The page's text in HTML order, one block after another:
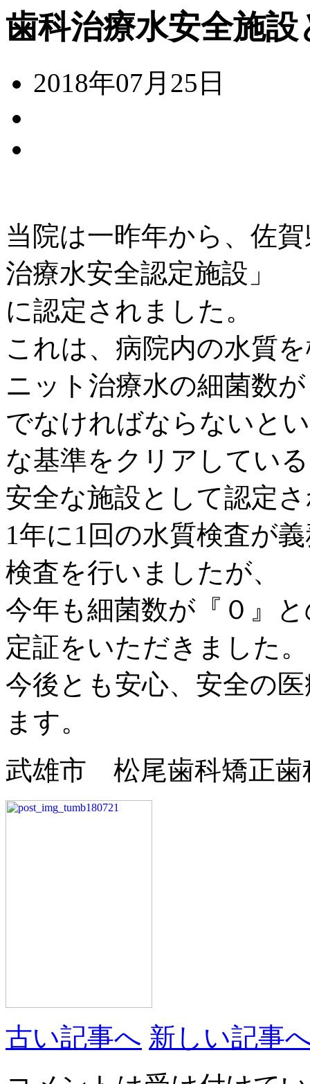
歯科治療水安全施
2018年07月25日
当院は一昨年から、佐
治療水安全認定施設」
に認定されました。
これは、病院内の水質
ニット治療水の細菌数
でなければならないと
な基準をクリアしてい
安全な施設として認定
1年に1回の水質検査が
検査を行いましたが、
今年も細菌数が『０』
定証をいただきました。
今後とも安心、安全の
ます。
武雄市 松尾歯科矯正
古い記事へ 新しい記事